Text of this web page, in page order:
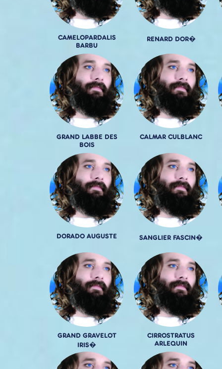
CAMELOPARDALIS
BARBU
RENARD DOR�
GRAND LABBE DES
BOIS
CALMAR CULBLANC
DORADO AUGUSTE SANGLIER FASCIN�
GRAND GRAVELOT
IRIS�
CIRROSTRATUS
ARLEQUIN